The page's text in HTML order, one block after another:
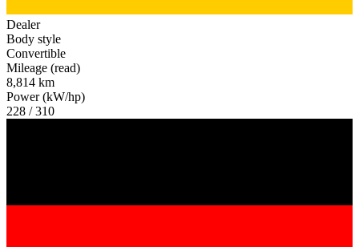
Dealer
Body style
Convertible
Mileage (read)
8,814 km
Power (kW/hp)
228 / 310